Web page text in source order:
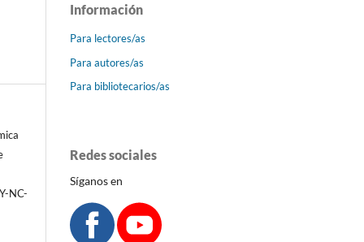
NC-
Información
Para lectores/as
Para autores/as
Para bibliotecarios/as
Redes sociales
Síganos en